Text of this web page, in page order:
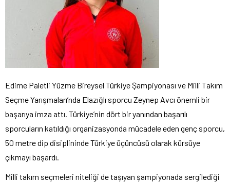
Edirne Paletli Yüzme Bireysel Türkiye Şampiyonası ve Milli Takım
Seçme Yarışmaları’nda Elazığlı sporcu Zeynep Avcı önemli bir
başarıya imza attı. Türkiye’nin dört bir yanından başarılı
sporcuların katıldığı organizasyonda mücadele eden genç sporcu,
50 metre dip disiplininde Türkiye üçüncüsü olarak kürsüye
çıkmayı başardı.
Milli takım seçmeleri niteliği de taşıyan şampiyonada sergilediği